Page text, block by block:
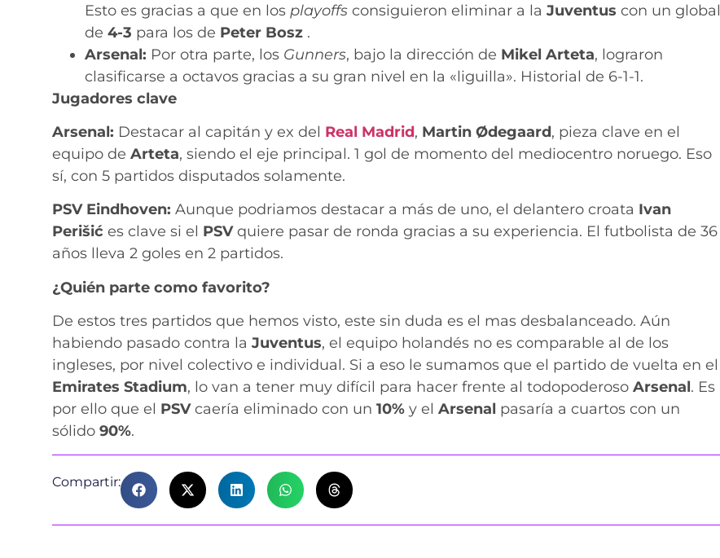
Esto es gracias a que en los playoffs consiguieron eliminar a la Juventus con un global
de 4-3 para los de Peter Bosz.
Arsenal: Por otra parte, losGunners, bajo la dirección de Mikel Arteta, lograron
clasificarse a octavos gracias a su gran nivel en la «liguilla». Historial de 6-1-1.
Jugadores clave
Arsenal: Destacar al capitán y ex del Real Madrid, Martin Ødegaard, pieza clave en el
equipo de Arteta, siendo el eje principal. 1 gol de momento del mediocentro noruego. Eso
sí, con 5 partidos disputados solamente.
PSV Eindhoven: Aunque podriamos destacar a más de uno, el delantero croata Ivan
Perišić es clave si el PSVquiere pasar de ronda gracias a su experiencia. El futbolista de 36
años lleva 2 goles en 2 partidos.
¿Quién parte como favorito?
De estos tres partidos que hemos visto, este sin duda es el mas desbalanceado. Aún
habiendo pasado contra la Juventus, el equipo holandés no es comparable al de los
ingleses, por nivel colectivo e individual. Si a eso le sumamos que el partido de vuelta en el
Emirates Stadium, lo van a tener muy difícil para hacer frente al todopoderoso Arsenal. Es
por ello que el PSVcaería eliminado con un 10%y el Arsenal pasaría a cuartos con un
sólido 90%.
Compartir: